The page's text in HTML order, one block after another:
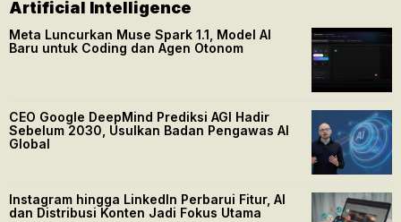
Artificial Intelligence
Meta Luncurkan Muse Spark 1.1, Model AI
Baru untuk Coding dan Agen Otonom
CEO Google DeepMind Prediksi AGI Hadir
Sebelum 2030, Usulkan Badan Pengawas AI
Global
Instagram hingga LinkedIn Perbarui Fitur, AI
dan Distribusi Konten Jadi Fokus Utama